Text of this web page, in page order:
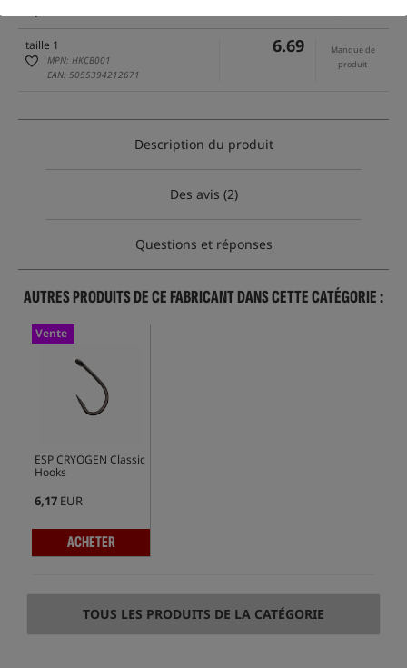
taille 1
MPN: HKCB001
EAN: 5055394212671
6.69
Manque de
produit
Description du produit
Des avis (2)
Questions et réponses
AUTRES PRODUITS DE CE FABRICANT DANS CETTE CATÉGORIE :
Vente
ESP CRYOGEN Classic
Hooks
6,17 EUR
ACHETER
TOUS LES PRODUITS DE LA CATÉGORIE